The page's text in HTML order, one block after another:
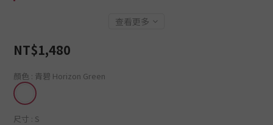
查看更多
NT$1,480
顏色 : 青碧 Horizon Green
尺寸 : S